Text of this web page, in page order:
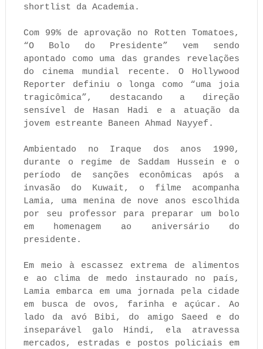
shortlist da Academia.
Com 99% de aprovação no Rotten Tomatoes,
“O Bolo do Presidente” vem sendo
apontado como uma das grandes revelações
do cinema mundial recente. O Hollywood
Reporter definiu o longa como “uma joia
tragicômica”, destacando a direção
sensível de Hasan Hadi e a atuação da
jovem estreante Baneen Ahmad Nayyef.
Ambientado no Iraque dos anos 1990,
durante o regime de Saddam Hussein e o
período de sanções econômicas após a
invasão do Kuwait, o filme acompanha
Lamia, uma menina de nove anos escolhida
por seu professor para preparar um bolo
em homenagem ao aniversário do
presidente.
Em meio à escassez extrema de alimentos
e ao clima de medo instaurado no país,
Lamia embarca em uma jornada pela cidade
em busca de ovos, farinha e açúcar. Ao
lado da avó Bibi, do amigo Saeed e do
inseparável galo Hindi, ela atravessa
mercados, estradas e postos policiais em